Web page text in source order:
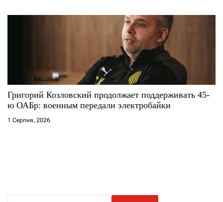
Григорий Козловский продолжает поддерживать 45-
ю ОАБр: военным передали электробайки
1 Серпня, 2026